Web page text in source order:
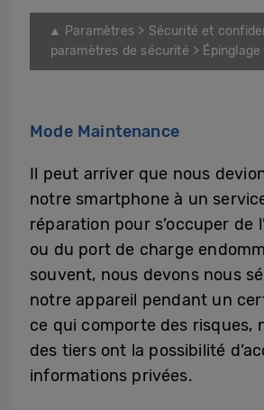
▲ Paramètres > Sécurité et
paramètres de sécurité > Épinglage
Mode Maintenance
Il peut arriver que nous
notre smartphone à un
réparation pour s’occuper de
ou du port de charge
souvent, nous devons nous
notre appareil pendant un
ce qui comporte des risques,
des tiers ont la possibilité
informations privées.